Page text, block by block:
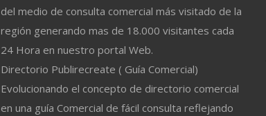
del medio de consulta comercial más visitado de la
región generando mas de 18.000 visitantes cada
24 Hora en nuestro portal Web.
Directorio Publirecreate ( Guía Comercial)
Evolucionando el concepto de directorio comercial
en una guía Comercial de fácil consulta reflejando